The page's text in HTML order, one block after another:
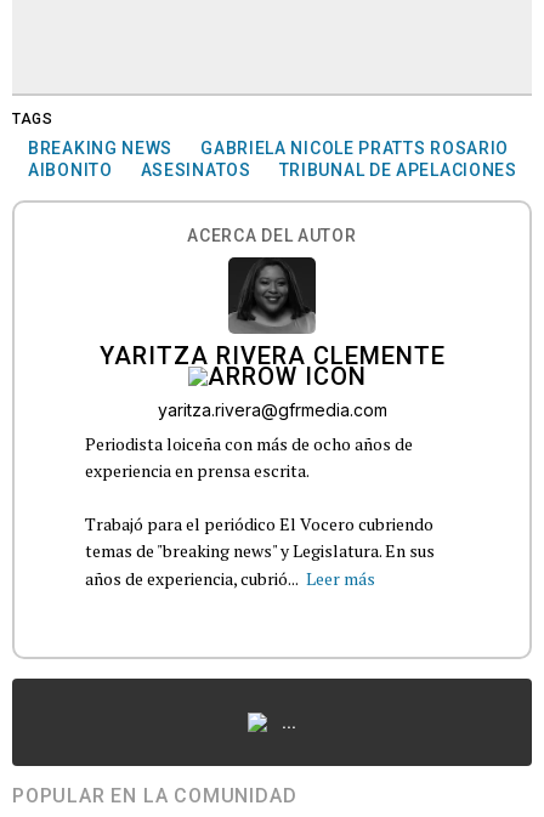
TAGS
BREAKING NEWS
GABRIELA NICOLE PRATTS ROSARIO
AIBONITO
ASESINATOS TRIBUNAL DE APELACIONES
ACERCA DEL AUTOR
YARITZA RIVERA CLEMENTE
yaritza.rivera@gfrmedia.com
Periodista loiceña con más de ocho años de
experiencia en prensa escrita.
Trabajó para el periódico El Vocero cubriendo
temas de "breaking news" y Legislatura. En sus
años de experiencia, cubrió... Leer más
...
POPULAR EN LA COMUNIDAD